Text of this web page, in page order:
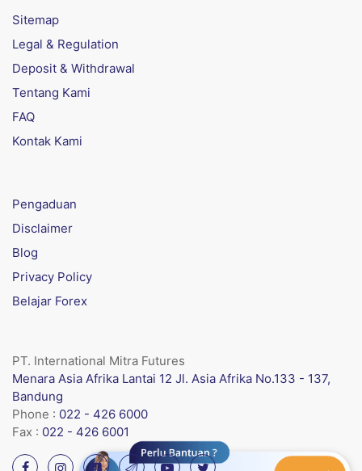
Sitemap
Legal & Regulation
Deposit & Withdrawal
Tentang Kami
FAQ
Kontak Kami
Pengaduan
Disclaimer
Blog
Privacy Policy
Belajar Forex
PT. International Mitra Futures
Menara Asia Afrika Lantai 12 Jl. Asia Afrika No.133 - 137,
Bandung
Phone : 022 - 426 6000
Fax : 022 - 426 6001